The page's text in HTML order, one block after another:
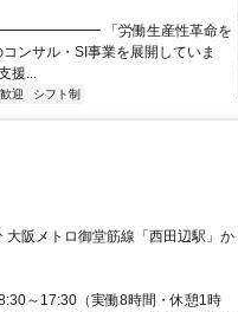
「労働生産性革命を
ンサル・SI事業を展開していま
援...
迎 シフト制
阪メトロ御堂筋線「西田辺駅」か
～17:30（実働8時間・休憩1時